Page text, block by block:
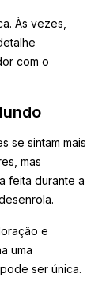
Às vezes,
com o
se sintam mais
mas
feita durante a
e
uma
ser única.